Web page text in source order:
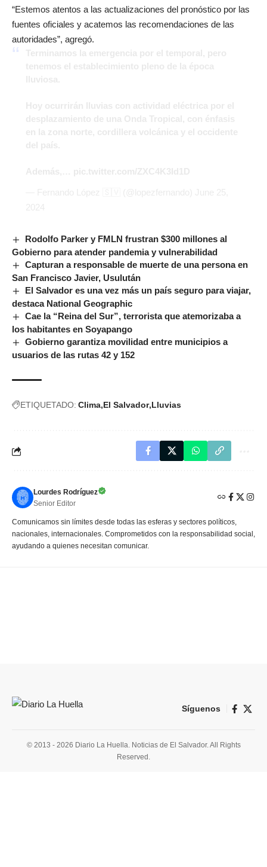
“Estemos atentos a las actualizaciones del pronóstico por las
fuentes oficiales y acatemos las recomendaciones de las
autoridades”, agregó.
Rodolfo Parker y FMLN frustran $300 millones al
Gobierno para atender pandemia y vulnerabilidad
Capturan a responsable de muerte de una persona en
San Francisco Javier, Usulután
El Salvador es una vez más un país seguro para viajar,
destaca National Geographic
Cae la “Reina del Sur”, terrorista que atemorizaba a
los habitantes en Soyapango
Gobierno garantiza movilidad entre municipios a
usuarios de las rutas 42 y 152
ETIQUETADO: Clima El Salvador Lluvias
Lourdes Rodríguez
Senior Editor
Comunicamos sin límites desde todas las esferas y sectores políticos,
nacionales, internacionales. Comprometidos con la responsabilidad social,
ayudando a quienes necesitan comunicar.
Síguenos
© 2013 - 2026 Diario La Huella. Noticias de El Salvador. All Rights
Reserved.